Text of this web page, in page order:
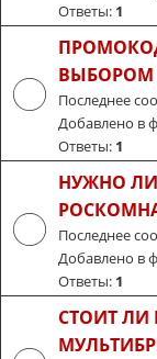
Ответы: 1
ВЫБОРОМ
Последнее
Добавлено в
Ответы: 1
НУЖНО ЛИ
Последнее
Добавлено в
Ответы: 1
СТОИТ ЛИ